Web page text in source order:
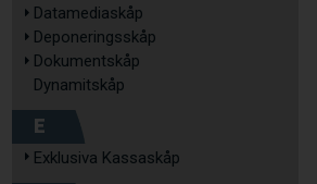
Datamediaskåp
Deponeringsskåp
Dokumentskåp
Dynamitskåp
E
Exklusiva Kassaskåp